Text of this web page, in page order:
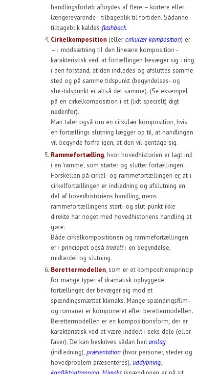
handlingsforløb afbrydes af flere – kortere eller
længerevarende - tilbageblik til fortiden. Sådanne
tilbageblik kaldes flashback.
Cirkelkomposition (ellercirkulær komposition) er
– i modsætning til den lineære komposition -
karakteristisk ved, at fortællingen bevæger sig i ring
i den forstand, at den indledes og afsluttes samme
sted og på samme tidspunkt (begyndelses- og
slut-tidspunkt er altså det samme). (Se eksempel
på en cirkelkomposition i et (lidt specielt) digt
nedenfor).
Man taler også om en cirkulær komposition, hvis
en fortællings slutning lægger op til, at handlingen
vil begynde forfra igen, at den vil gentage sig.
Rammefortælling, hvor hovedhistorien er lagt ind
i en 'ramme', som starter og slutter fortællingen.
Forskellen på cirkel- og rammefortællingen er, at i
cirkelfortællingen er indledning og afslutning en
del af hovedhistoriens handling, mens
rammefortællingens start- og slut-punkt ikke
direkte har noget med hovedhistoriens handling at
gøre.
Både cirkelkompositionen og rammefortællingen
er i princippet ogsåtredelti en begyndelse,
midterdel og slutning.
Berettermodellen, som er et kompositionsprincip
for mange typer af dramatisk opbyggede
fortællinger, der bevæger sig mod et
spændingsmættet klimaks. Mange spændingsfilm-
og romaner er komponeret efter berettermodellen.
Berettermodellen er en kompositionsform, der er
karakteristisk ved at være inddelt i seks dele (eller
faser). De kan beskrives sådan her:anslag
(indledning),præsentation (hvor personer, steder og
hovedproblem præsenteres),uddybning,